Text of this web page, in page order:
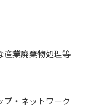
産業廃棄物処理等
プ・ネットワーク